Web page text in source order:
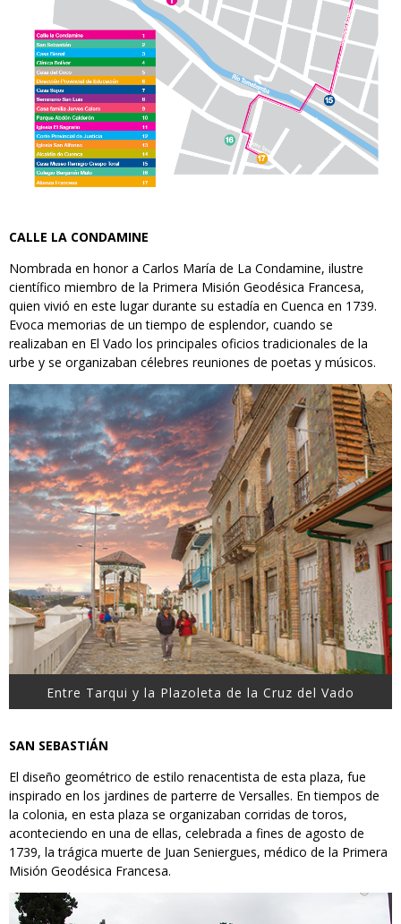
CALLE LA CONDAMINE
Nombrada en honor a Carlos María de La Condamine, ilustre
científico miembro de la Primera Misión Geodésica Francesa,
quien vivió en este lugar durante su estadía en Cuenca en 1739.
Evoca memorias de un tiempo de esplendor, cuando se
realizaban en El Vado los principales oficios tradicionales de la
urbe y se organizaban célebres reuniones de poetas y músicos.
Entre Tarqui y la Plazoleta de la Cruz del Vado
SAN SEBASTIÁN
El diseño geométrico de estilo renacentista de esta plaza, fue
inspirado en los jardines de parterre de Versalles. En tiempos de
la colonia, en esta plaza se organizaban corridas de toros,
aconteciendo en una de ellas, celebrada a fines de agosto de
1739, la trágica muerte de Juan Seniergues, médico de la Primera
Misión Geodésica Francesa.